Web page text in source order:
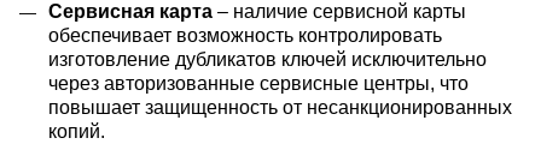
Сервисная карта – наличие сервисной карты
обеспечивает возможность контролировать
изготовление дубликатов ключей исключительно
через авторизованные сервисные центры, что
повышает защищенность от несанкционированных
копий.